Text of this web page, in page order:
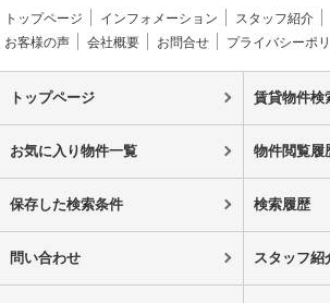
トップページ インフォメーション スタッフ紹介
お客様の声
会社概要 お問合せ プライバシーポ
トップページ 賃貸物件検
お気に入り物件一覧 物件閲覧履
保存した検索条件 検索履歴
問い合わせ スタッフ紹